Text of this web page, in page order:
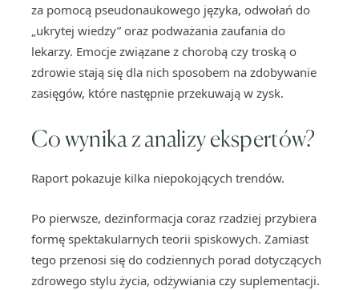
za pomocą pseudonaukowego języka, odwołań do
„ukrytej wiedzy” oraz podważania zaufania do
lekarzy. Emocje związane z chorobą czy troską o
zdrowie stają się dla nich sposobem na zdobywanie
zasięgów, które następnie przekuwają w zysk.
Co wynika z analizy ekspertów?
Raport pokazuje kilka niepokojących trendów.
Po pierwsze, dezinformacja coraz rzadziej przybiera
formę spektakularnych teorii spiskowych. Zamiast
tego przenosi się do codziennych porad dotyczących
zdrowego stylu życia, odżywiania czy suplementacji.